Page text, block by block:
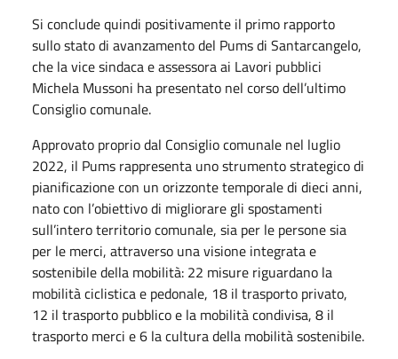
Si conclude quindi positivamente il primo rapporto
sullo stato di avanzamento del Pums di Santarcangelo,
che la vice sindaca e assessora ai Lavori pubblici
Michela Mussoni ha presentato nel corso dell’ultimo
Consiglio comunale.
Approvato proprio dal Consiglio comunale nel luglio
2022, il Pums rappresenta uno strumento strategico di
pianificazione con un orizzonte temporale di dieci anni,
nato con l’obiettivo di migliorare gli spostamenti
sull’intero territorio comunale, sia per le persone sia
per le merci, attraverso una visione integrata e
sostenibile della mobilità: 22 misure riguardano la
mobilità ciclistica e pedonale, 18 il trasporto privato,
12 il trasporto pubblico e la mobilità condivisa, 8 il
trasporto merci e 6 la cultura della mobilità sostenibile.